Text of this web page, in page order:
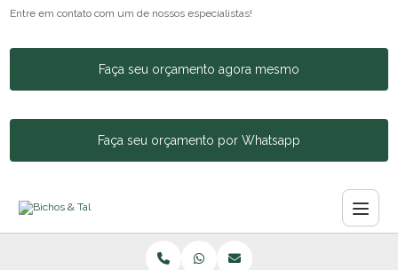
Entre em contato com um de nossos especialistas!
Faça seu orçamento agora mesmo
Faça seu orçamento por Whatsapp